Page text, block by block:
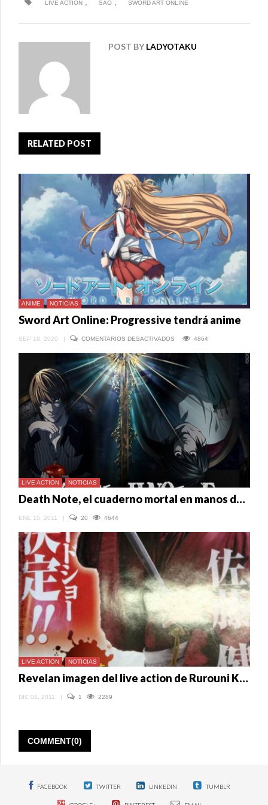
LIVE ACTION SAO SWORD ART ONLINE
POST BY LADYOTAKU
RELATED POST
ANIME NOTICIAS
Sword Art Online: Progressive tendrá anime
SEP 19, 2020 | COMENTARIOS DESACTIVADOS
ART
PROGRESSIVE
ANIME
4864
LIVE ACTION NOTICIAS
Death Note, el cuaderno mortal en manos de Shane Black
ENE 15, 2011 | 20 4644
LIVE ACTION NOTICIAS
Revelan imagen del live action de Rurouni Kenshin
DIC 01, 2011 | 1 2289
COMMENT(0)
FACEBOOK TWITTER LINKEDIN TUMBLR